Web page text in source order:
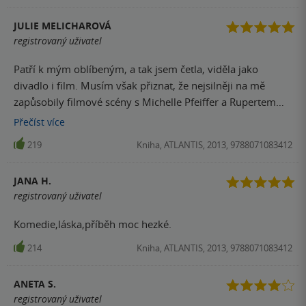
JULIE MELICHAROVÁ
registrovaný uživatel
Patří k mým oblíbeným, a tak jsem četla, viděla jako
divadlo i film. Musím však přiznat, že nejsilněji na mě
zapůsobily filmové scény s Michelle Pfeiffer a Rupertem
Everettem jako Oberon a Titánie. Nic pohádkovitějšího
snad nebylo natočeno.
Přečíst více
219 Kniha, ATLANTIS, 2013, 9788071083412
JANA H.
registrovaný uživatel
Komedie,láska,příběh moc hezké.
214 Kniha, ATLANTIS, 2013, 9788071083412
ANETA S.
registrovaný uživatel